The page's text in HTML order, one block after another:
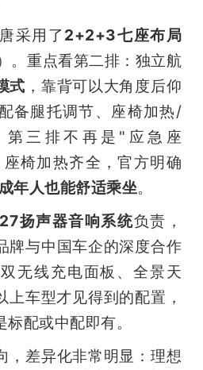
采用了 2+2+3七座布局
。重点看第二排：独立航
式 ，靠背可以大角度后仰
备腿托调节、座椅加热/
三排不再是"应急座
椅加热齐全，官方明确
年人也能舒适乘坐。
扬声器音响系统负责，
牌与中国车企的深度合作
无线充电面板、全景天
车型才见得到的配置，
配或中配即有。
，差异化非常明显：理想